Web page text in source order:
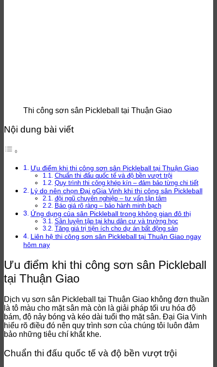
Thi công sơn sân Pickleball tại Thuận Giao
Nội dung bài viết
Ưu điểm khi thi công sơn sân Pickleball tại Thuận Giao
Chuẩn thi đấu quốc tế và độ bền vượt trội
Quy trình thi công khép kín – đảm bảo từng chi tiết
Lý do nên chọn Đại gGia Vinh khi thi công sân Pickleball
đội ngũ chuyên nghiệp – tư vấn tận tâm
Báo giá rõ ràng – bảo hành minh bạch
Ứng dụng của sân Pickleball trong không gian đô thị
Sân luyện tập tại khu dân cư và trường học
Tăng giá trị tiện ích cho dự án bất động sản
Liên hệ thi công sơn sân Pickleball tại Thuận Giao ngay
hôm nay
Ưu điểm khi thi công sơn sân Pickleball
tại Thuận Giao
Dịch vụ sơn sân Pickleball tại Thuận Giao không đơn thuần
là tô màu cho mặt sân mà còn là giải pháp tối ưu hóa độ
bám, độ nảy bóng và kéo dài tuổi thọ mặt sân. Đại Gia Vinh
hiểu rõ điều đó nên quy trình sơn của chúng tôi luôn đảm
bảo những tiêu chí khắt khe.
Chuẩn thi đấu quốc tế và độ bền vượt trội